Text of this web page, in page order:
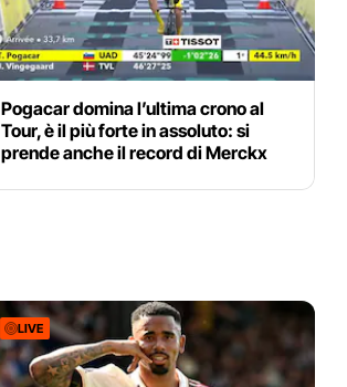
Pogacar domina l’ultima crono al
Tour, è il più forte in assoluto: si
prende anche il record di Merckx
LIVE